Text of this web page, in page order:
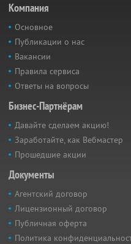
Компания
Основное
Публикации о нас
Вакансии
Правила сервиса
Ответы на вопросы
Бизнес-Партнёрам
Давайте сделаем акцию!
Заработайте, как Вебмастер
Прошедшие акции
Документы
Агентский договор
Лицензионный договор
Публичная оферта
Политика